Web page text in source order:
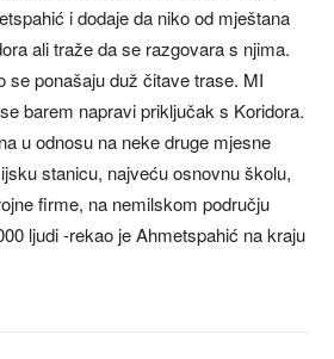
i dodaje da niko od mještana
ali traže da se razgovara s njima.
se ponašaju duž čitave trase. MI
barem napravi priključak s Koridora.
u odnosu na neke druge mjesne
stanicu, najveću osnovnu školu,
firme, na nemilskom području
ljudi -rekao je Ahmetspahić na kraju